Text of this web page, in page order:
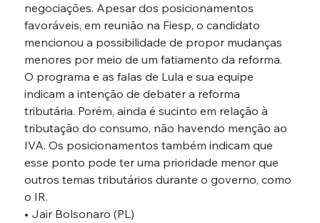
negociações. Apesar dos posicionamentos
favoráveis, em reunião na Fiesp, o candidato
mencionou a possibilidade de propor mudanças
menores por meio de um fatiamento da reforma.
O programa e as falas de Lula e sua equipe
indicam a intenção de debater a reforma
tributária. Porém, ainda é sucinto em relação à
tributação do consumo, não havendo menção ao
IVA. Os posicionamentos também indicam que
esse ponto pode ter uma prioridade menor que
outros temas tributários durante o governo, como
o IR.
• Jair Bolsonaro (PL)